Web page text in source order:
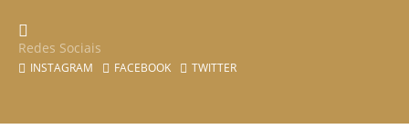
Redes Sociais
INSTAGRAM FACEBOOK TWITTER